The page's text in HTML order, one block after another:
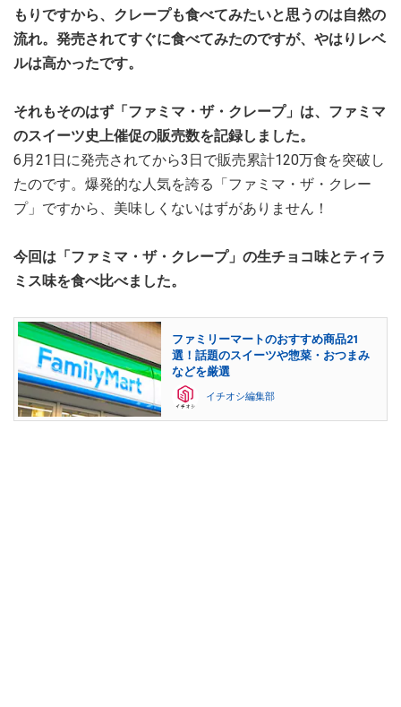
もりですから、クレープも食べてみたいと思うのは自然の
流れ。発売されてすぐに食べてみたのですが、やはりレベ
ルは高かったです。
それもそのはず「ファミマ・ザ・クレープ」は、ファミマ
のスイーツ史上催促の販売数を記録しました。
6月21日に発売されてから3日で販売累計120万食を突破し
たのです。爆発的な人気を誇る「ファミマ・ザ・クレー
プ」ですから、美味しくないはずがありません！
今回は「ファミマ・ザ・クレープ」の生チョコ味とティラ
ミス味を食べ比べました。
ファミリーマートのおすすめ商品21
選！話題のスイーツや惣菜・おつまみ
などを厳選
イチオシ編集部